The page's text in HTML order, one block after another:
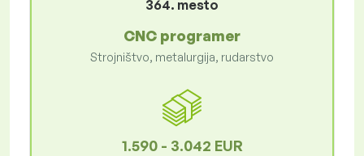
364. mesto
CNC programer
Strojništvo, metalurgija, rudarstvo
1.590 - 3.042 EUR